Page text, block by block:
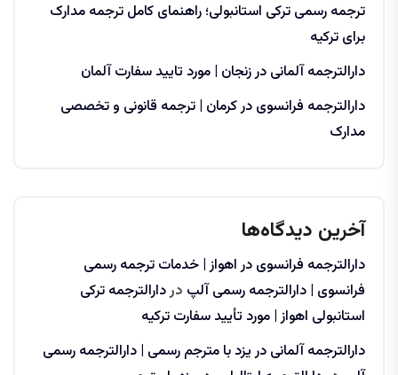
ترجمه رسمی ترکی استانبولی؛ راهنمای کامل ترجمه مدارک
برای ترکیه
دارالترجمه آلمانی در زنجان | مورد تایید سفارت آلمان
دارالترجمه فرانسوی در کرمان | ترجمه قانونی و تخصصی
مدارک
آخرین دیدگاه‌ها
دارالترجمه فرانسوی در اهواز | خدمات ترجمه رسمی
فرانسوی | دارالترجمه رسمی آلپ دردارالترجمه ترکی
استانبولی اهواز | مورد تأیید سفارت ترکیه
دارالترجمه آلمانی در یزد با مترجم رسمی | دارالترجمه رسمی